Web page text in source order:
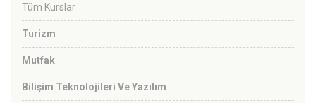
Tüm Kurslar
Turizm
Mutfak
Bilişim Teknolojileri Ve Yazılım